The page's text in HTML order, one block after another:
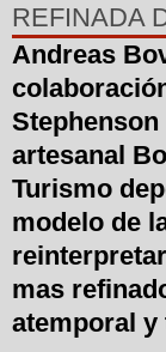
REFINADA
Andreas
artesanal
Turismo
modelo de
mas
atemporal y